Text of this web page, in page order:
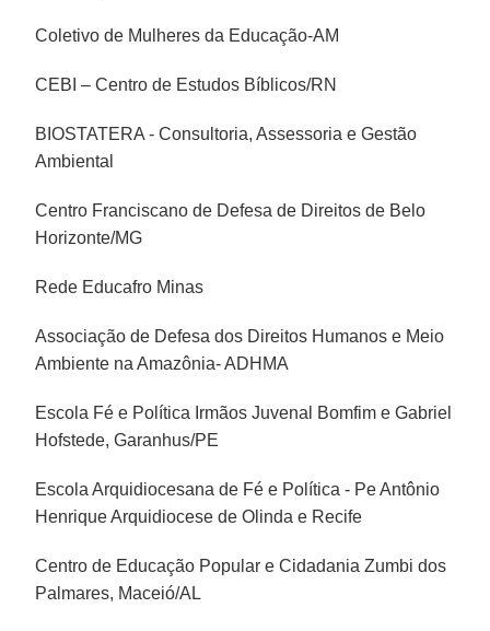
Coletivo de Mulheres da Educação-AM
CEBI – Centro de Estudos Bíblicos/RN
BIOSTATERA - Consultoria, Assessoria e Gestão
Ambiental
Centro Franciscano de Defesa de Direitos de Belo
Horizonte/MG
Rede Educafro Minas
Associação de Defesa dos Direitos Humanos e Meio
Ambiente na Amazônia- ADHMA
Escola Fé e Política Irmãos Juvenal Bomfim e Gabriel
Hofstede, Garanhus/PE
Escola Arquidiocesana de Fé e Política - Pe Antônio
Henrique Arquidiocese de Olinda e Recife
Centro de Educação Popular e Cidadania Zumbi dos
Palmares, Maceió/AL